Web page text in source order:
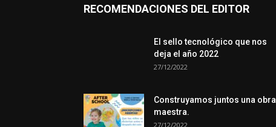
RECOMENDACIONES DEL EDITOR
El sello tecnológico que nos
deja el año 2022
27/12/2022
Construyamos juntos una obra
maestra.
27/12/2022